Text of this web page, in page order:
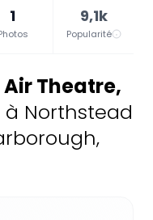
1 9,1k
Popularité
Theatre,
Northstead